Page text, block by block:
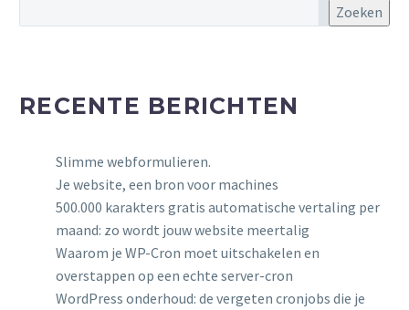
Zoeken
RECENTE BERICHTEN
Slimme webformulieren.
Je website, een bron voor machines
500.000 karakters gratis automatische vertaling per
maand: zo wordt jouw website meertalig
Waarom je WP-Cron moet uitschakelen en
overstappen op een echte server-cron
WordPress onderhoud: de vergeten cronjobs die je